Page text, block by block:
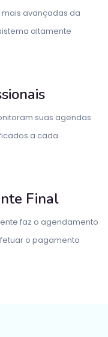
avançadas da
altamente
suas agendas
a cada
Final
faz o agendamento
o pagamento